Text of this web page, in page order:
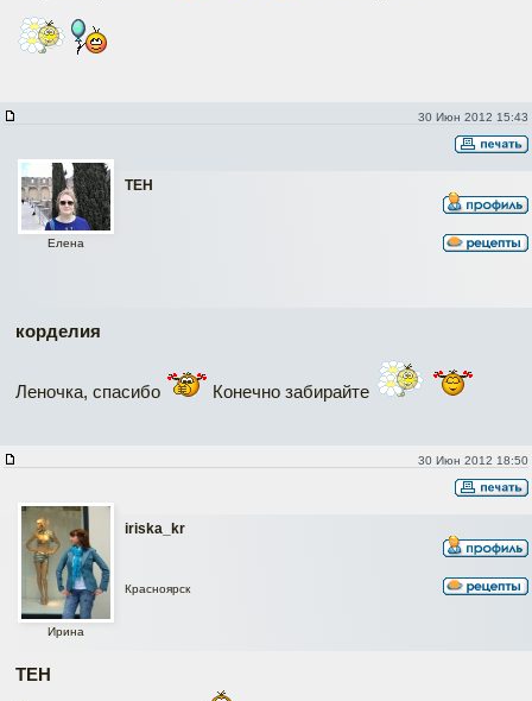
30 Июн 2012 15:43
ТЕН
Елена
корделия
Леночка, спасибо Конечно забирайте
30 Июн 2012 18:50
iriska_kr
Ирина
Красноярск
ТЕН